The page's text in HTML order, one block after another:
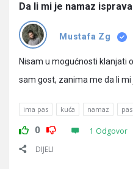
Latest
Pitanja
Da li mi je namaz
Mustafa Zg
Nisam u mogućnosti klanjati
sam gost, zanima me da li
ima pas kuća namaz pas
0 1 Odgovor
DIJELI